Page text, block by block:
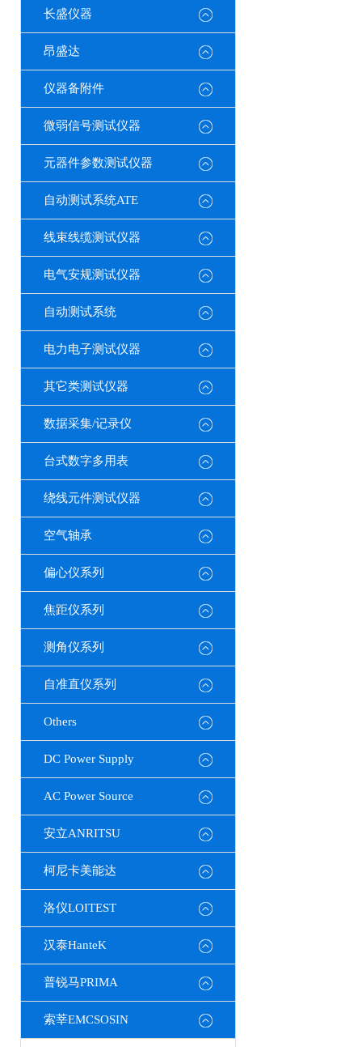
长盛仪器
昂盛达
仪器备附件
微弱信号测试仪器
元器件参数测试仪器
自动测试系统ATE
线束线缆测试仪器
电气安规测试仪器
自动测试系统
电力电子测试仪器
其它类测试仪器
数据采集/记录仪
台式数字多用表
绕线元件测试仪器
空气轴承
偏心仪系列
焦距仪系列
测角仪系列
自准直仪系列
Others
DC Power Supply
AC Power Source
安立ANRITSU
柯尼卡美能达
洛仪LOITEST
汉泰HanteK
普锐马PRIMA
索莘EMCSOSIN